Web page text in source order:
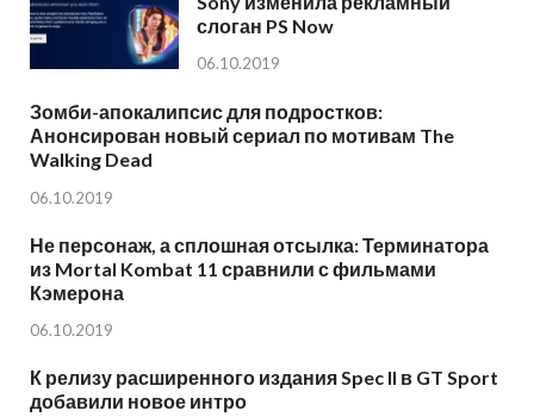
слоган PS Now
06.10.2019
Зомби-апокалипсис для подростков:
Анонсирован новый сериал по мотивам The
Walking Dead
06.10.2019
Не персонаж, а сплошная отсылка: Терминатора
из Mortal Kombat 11 сравнили с фильмами
Кэмерона
06.10.2019
К релизу расширенного издания Spec II в GT Sport
добавили новое интро